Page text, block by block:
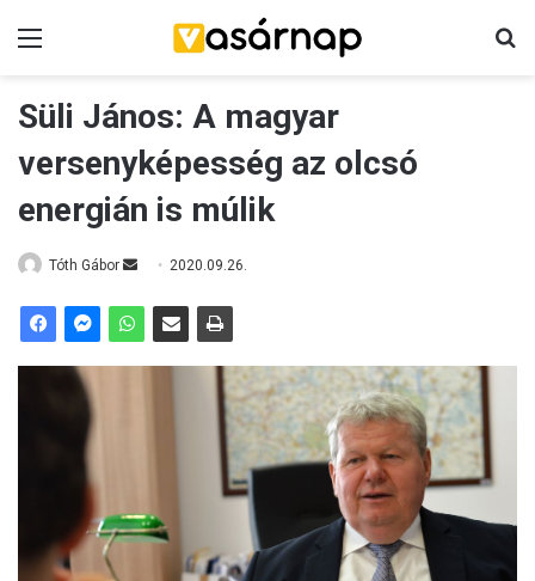
Süli János: A magyar
versenyképesség az olcsó
energián is múlik
Tóth Gábor
i
2020.09.26.